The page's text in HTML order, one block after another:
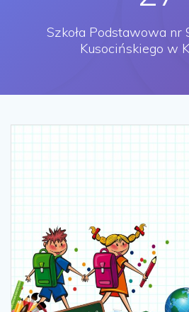
Szkoła Podstawowa nr
Kusocińskiego w